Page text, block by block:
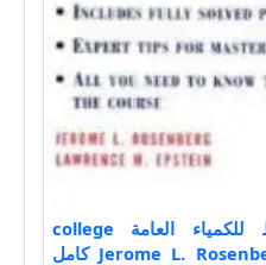
تحميل كتاب شرح مبسط للكمياء العامة college
chemistry PDF تأليف Jerome L. Rosenberg كامل